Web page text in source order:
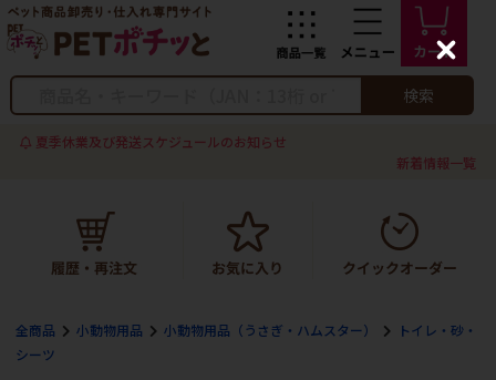
検索
夏季休業及び発送スケジュールのお知らせ
新着情報一覧
全商品 小動物用品 小動物用品（うさぎ・ハムスター）
トイレ・砂・
シーツ
C
l
s